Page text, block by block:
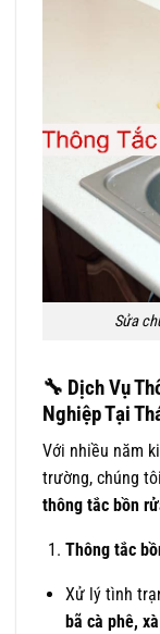
Sửa
🔧 Dịch Vụ
Nghiệp Tại
Với nhiều năm
trường, chúng
thông tắc bồn
Thông tắc
Xử lý tình
bã cà phê,